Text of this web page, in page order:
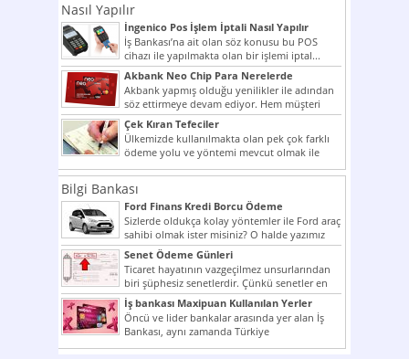
Nasıl Yapılır
İngenico Pos İşlem İptali Nasıl Yapılır
İş Bankası’na ait olan söz konusu bu POS
cihazı ile yapılmakta olan bir işlemi iptal...
Akbank Neo Chip Para Nerelerde
Kullanılır?
Akbank yapmış olduğu yenilikler ile adından
söz ettirmeye devam ediyor. Hem müşteri
potansiyelini arttırmak hem...
Çek Kıran Tefeciler
Ülkemizde kullanılmakta olan pek çok farklı
ödeme yolu ve yöntemi mevcut olmak ile
beraber bunlar...
Bilgi Bankası
Ford Finans Kredi Borcu Ödeme
Sizlerde oldukça kolay yöntemler ile Ford araç
sahibi olmak ister misiniz? O halde yazımız
ilginizi...
Senet Ödeme Günleri
Ticaret hayatının vazgeçilmez unsurlarından
biri şüphesiz senetlerdir. Çünkü senetler en
çok kullanılan ödeme araçlarıdır. Taksitler...
İş bankası Maxipuan Kullanılan Yerler
Öncü ve lider bankalar arasında yer alan İş
Bankası, aynı zamanda Türkiye
Cumhuriyeti’nin ilk milli...